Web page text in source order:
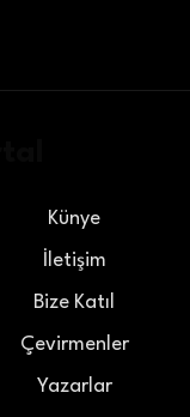
Künye
İletişim
Bize Katıl
Çevirmenler
Yazarlar